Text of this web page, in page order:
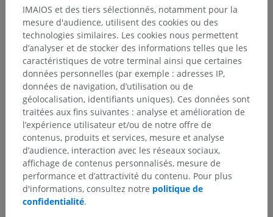
Références
This definition incorporates text from a public domain edition of Gray's
Anatomy (20th U.S. edition of Gray's Anatomy of the Human Body,
published in 1918 – from http://www.bartleby.com/107/).
Galerie
IMAIOS et des tiers sélectionnés, notamment pour la
mesure d'audience, utilisent des cookies ou des
technologies similaires. Les cookies nous permettent
d’analyser et de stocker des informations telles que les
caractéristiques de votre terminal ainsi que certaines
données personnelles (par exemple : adresses IP,
données de navigation, d’utilisation ou de
géolocalisation, identifiants uniques). Ces données sont
traitées aux fins suivantes : analyse et amélioration de
l’expérience utilisateur et/ou de notre offre de
contenus, produits et services, mesure et analyse
d’audience, interaction avec les réseaux sociaux,
affichage de contenus personnalisés, mesure de
performance et d’attractivité du contenu. Pour plus
d'informations, consultez notre politique de
confidentialité.